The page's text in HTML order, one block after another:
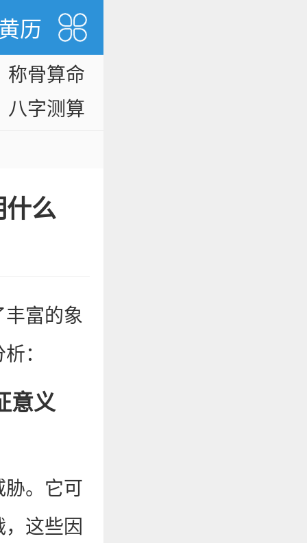
历
称骨算命
八字测算
什么
丰富的象
：
意义
胁。它可
这些因